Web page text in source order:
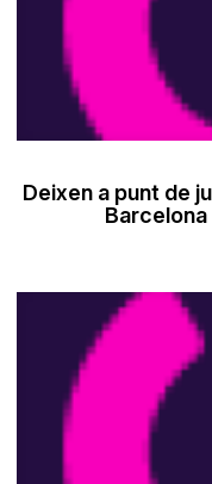
Deixen a punt de